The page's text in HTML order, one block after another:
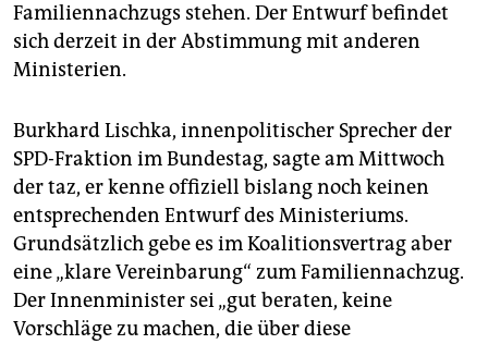
Familiennachzugs stehen. Der Entwurf befindet
sich derzeit in der Abstimmung mit anderen
Ministerien.
Burkhard Lischka, innenpolitischer Sprecher der
SPD-Fraktion im Bundestag, sagte am Mittwoch
der taz, er kenne offiziell bislang noch keinen
entsprechenden Entwurf des Ministeriums.
Grundsätzlich gebe es im Koalitionsvertrag aber
eine „klare Vereinbarung“ zum Familiennachzug.
Der Innenminister sei „gut beraten, keine
Vorschläge zu machen, die über diese